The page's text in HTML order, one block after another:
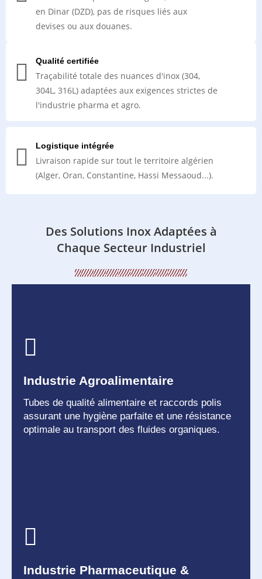
en Dinar (DZD), pas de risques liés aux
devises ou aux douanes.
Qualité certifiée
Traçabilité totale des nuances d'inox (304,
304L, 316L) adaptées aux exigences strictes de
l'industrie pharma et agro.
Logistique intégrée
Livraison rapide sur tout le territoire algérien
(Alger, Oran, Constantine, Hassi Messaoud...).
Des Solutions Inox Adaptées à
Chaque Secteur Industriel
Industrie Agroalimentaire
Tubes de qualité alimentaire et raccords polis
assurant une hygiène parfaite et une résistance
optimale au transport des fluides organiques.
Industrie Pharmaceutique &